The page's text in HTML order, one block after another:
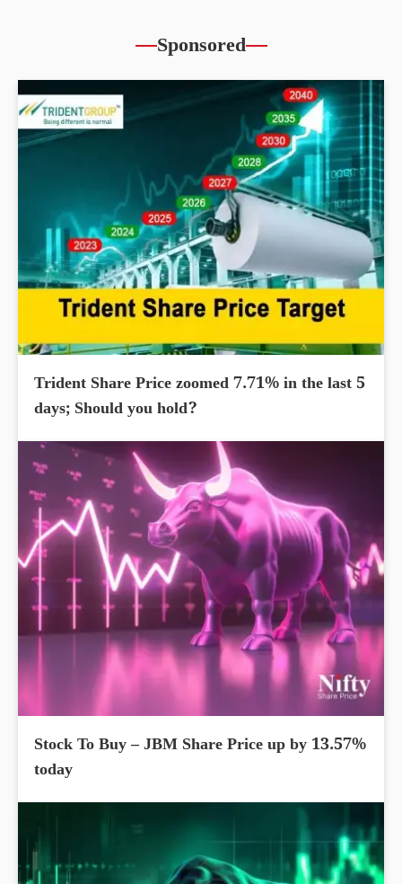
Sponsored
Trident Share Price zoomed 7.71% in the last 5
days; Should you hold?
Stock To Buy – JBM Share Price up by 13.57%
today